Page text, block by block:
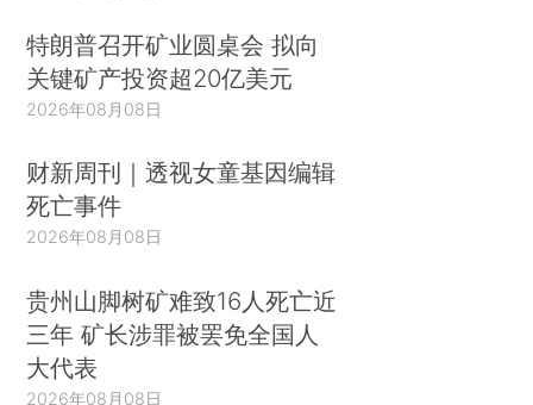
特朗普召开矿业圆桌会 拟向
关键矿产投资超20亿美元
2026年08月08日
财新周刊｜透视女童基因编辑
死亡事件
2026年08月08日
贵州山脚树矿难致16人死亡近
三年 矿长涉罪被罢免全国人
大代表
2026年08月08日